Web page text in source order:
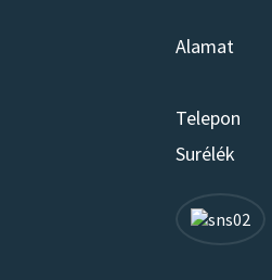
Alamat
Telepon
Surélék